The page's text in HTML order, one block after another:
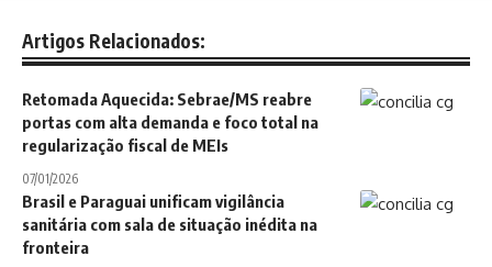
Artigos Relacionados:
Retomada Aquecida: Sebrae/MS reabre
portas com alta demanda e foco total na
regularização fiscal de MEIs
07/01/2026
Brasil e Paraguai unificam vigilância
sanitária com sala de situação inédita na
fronteira